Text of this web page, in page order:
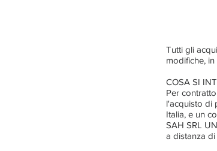
Tutti gli
modifiche,
COSA SI
Per
l'acquisto di
Italia, e un
SAH SRL
a distanza